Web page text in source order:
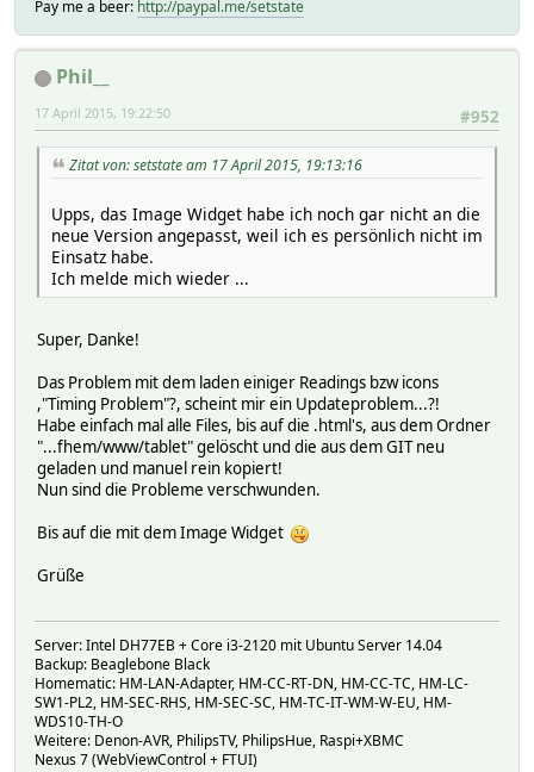
Pay me a beer: http://paypal.me/setstate
Phil__
#952
17 April 2015, 19:22:50
Zitat von: setstate am 17 April 2015, 19:13:16
Upps, das Image Widget habe ich noch gar nicht an die
neue Version angepasst, weil ich es persönlich nicht im
Einsatz habe.
Ich melde mich wieder ...
Super, Danke!
Das Problem mit dem laden einiger Readings bzw icons
,"Timing Problem"?, scheint mir ein Updateproblem...?!
Habe einfach mal alle Files, bis auf die .html's, aus dem Ordner
"...fhem/www/tablet" gelöscht und die aus dem GIT neu
geladen und manuel rein kopiert!
Nun sind die Probleme verschwunden.
Bis auf die mit dem Image Widget
Grüße
Server: Intel DH77EB + Core i3-2120 mit Ubuntu Server 14.04
Backup: Beaglebone Black
Homematic: HM-LAN-Adapter, HM-CC-RT-DN, HM-CC-TC, HM-LC-
SW1-PL2, HM-SEC-RHS, HM-SEC-SC, HM-TC-IT-WM-W-EU, HM-
WDS10-TH-O
Weitere: Denon-AVR, PhilipsTV, PhilipsHue, Raspi+XBMC
Nexus 7 (WebViewControl + FTUI)